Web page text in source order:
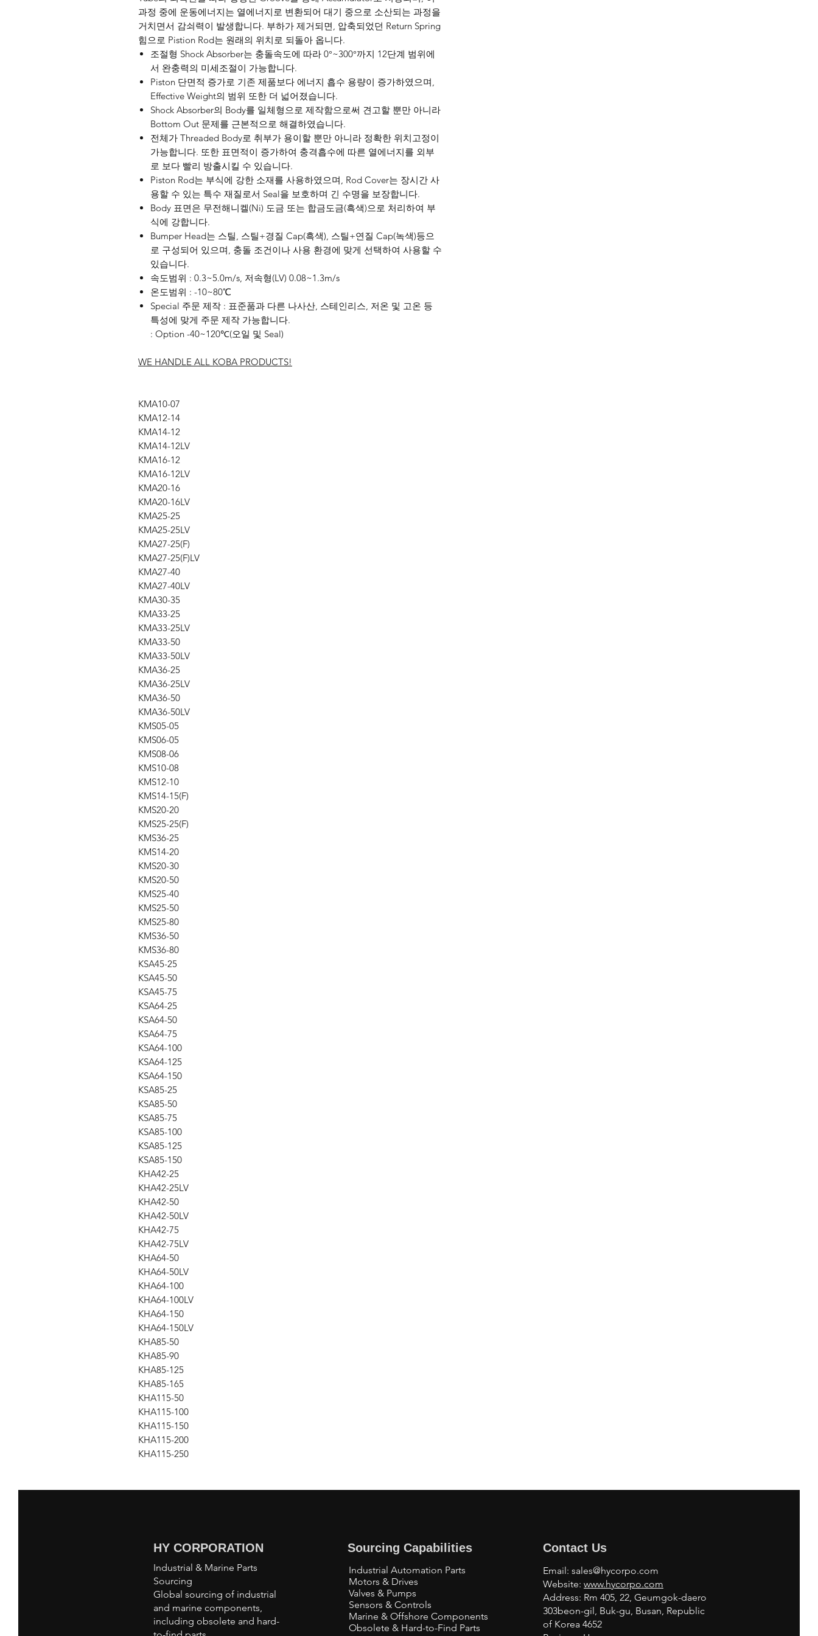
과정 중에 운동에너지는 열에너지로 변환되어 대기 중으로 소산되는 과정을
거치면서 감쇠력이 발생합니다. 부하가 제거되면, 압축되었던 Return Spring
힘으로 Pistion Rod는 원래의 위치로 되돌아 옵니다.
조절형 Shock Absorber는 충돌속도에 따라 0°~300°까지 12단계 범위에
서 완충력의 미세조절이 가능합니다.
Piston 단면적 증가로 기존 제품보다 에너지 흡수 용량이 증가하였으며,
Effective Weight의 범위 또한 더 넓어졌습니다.
Shock Absorber의 Body를 일체형으로 제작함으로써 견고할 뿐만 아니라
Bottom Out 문제를 근본적으로 해결하였습니다.
전체가 Threaded Body로 취부가 용이할 뿐만 아니라 정확한 위치고정이
가능합니다. 또한 표면적이 증가하여 충격흡수에 따른 열에너지를 외부
로 보다 빨리 방출시킬 수 있습니다.
Piston Rod는 부식에 강한 소재를 사용하였으며, Rod Cover는 장시간 사
용할 수 있는 특수 재질로서 Seal을 보호하며 긴 수명을 보장합니다.
Body 표면은 무전해니켈(Ni) 도금 또는 합금도금(흑색)으로 처리하여 부
식에 강합니다.
Bumper Head는 스틸, 스틸+경질 Cap(흑색), 스틸+연질 Cap(녹색)등으
로 구성되어 있으며, 충돌 조건이나 사용 환경에 맞게 선택하여 사용할 수
있습니다.
속도범위 : 0.3~5.0m/s, 저속형(LV) 0.08~1.3m/s
온도범위 : -10~80℃
Special 주문 제작 : 표준품과 다른 나사산, 스테인리스, 저온 및 고온 등
특성에 맞게 주문 제작 가능합니다.
: Option -40~120℃(오일 및 Seal)
WE HANDLE ALL KOBA PRODUCTS!
KMA10-07
KMA12-14
KMA14-12
KMA14-12LV
KMA16-12
KMA16-12LV
KMA20-16
KMA20-16LV
KMA25-25
KMA25-25LV
KMA27-25(F)
KMA27-25(F)LV
KMA27-40
KMA27-40LV
KMA30-35
KMA33-25
KMA33-25LV
KMA33-50
KMA33-50LV
KMA36-25
KMA36-25LV
KMA36-50
KMA36-50LV
KMS05-05
KMS06-05
KMS08-06
KMS10-08
KMS12-10
KMS14-15(F)
KMS20-20
KMS25-25(F)
KMS36-25
KMS14-20
KMS20-30
KMS20-50
KMS25-40
KMS25-50
KMS25-80
KMS36-50
KMS36-80
KSA45-25
KSA45-50
KSA45-75
KSA64-25
KSA64-50
KSA64-75
KSA64-100
KSA64-125
KSA64-150
KSA85-25
KSA85-50
KSA85-75
KSA85-100
KSA85-125
KSA85-150
KHA42-25
KHA42-25LV
KHA42-50
KHA42-50LV
KHA42-75
KHA42-75LV
KHA64-50
KHA64-50LV
KHA64-100
KHA64-100LV
KHA64-150
KHA64-150LV
KHA85-50
KHA85-90
KHA85-125
KHA85-165
KHA115-50
KHA115-100
KHA115-150
KHA115-200
KHA115-250
HY CORPORATION
Industrial & Marine Parts
Sourcing
Global sourcing of industrial
and marine components,
including obsolete and hard-
Sourcing Capabilities
Industrial Automation Parts
Motors & Drives
Valves & Pumps
Sensors & Controls
Marine & Offshore Components
Obsolete & Hard-to-Find Parts
Contact Us
Email: sales@hycorpo.com
Website: www.hycorpo.com
Address: Rm 405, 22, Geumgok-daero
303beon-gil, Buk-gu, Busan, Republic
of Korea 4652